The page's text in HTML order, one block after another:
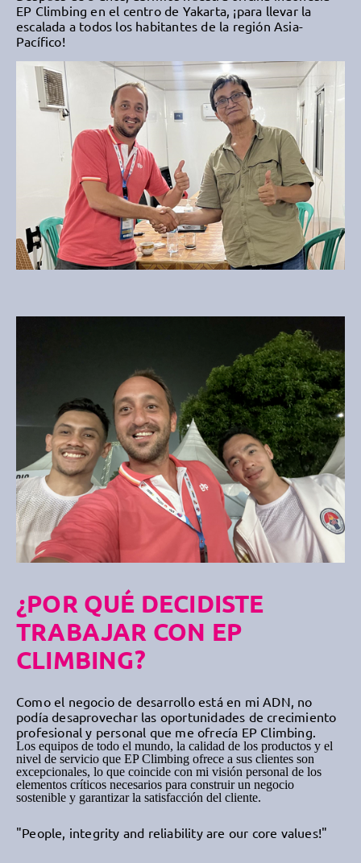
EP Climbing en el centro de Yakarta, ¡para llevar la
escalada a todos los habitantes de la región Asia-
Pacífico!
¿POR QUÉ DECIDISTE
TRABAJAR CON EP
CLIMBING?
Como el negocio de desarrollo está en mi ADN, no
podía desaprovechar las oportunidades de crecimiento
profesional y personal que me ofrecía EP Climbing.
Los equipos de todo el mundo, la calidad de los productos y el
nivel de servicio que EP Climbing ofrece a sus clientes son
excepcionales, lo que coincide con mi visión personal de los
elementos críticos necesarios para construir un negocio
sostenible y garantizar la satisfacción del cliente.
"People, integrity and reliability are our core values!"